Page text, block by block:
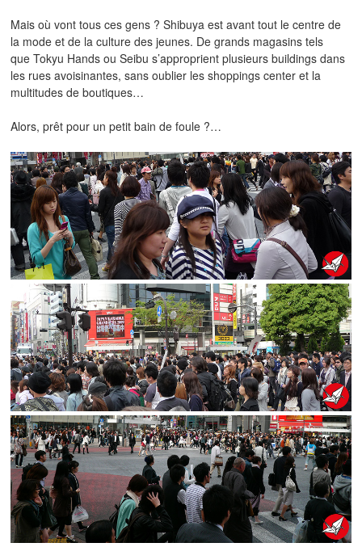
Mais où vont tous ces gens ? Shibuya est avant tout le centre de
la mode et de la culture des jeunes. De grands magasins tels
que Tokyu Hands ou Seibu s’approprient plusieurs buildings dans
les rues avoisinantes, sans oublier les shoppings center et la
multitudes de boutiques…
Alors, prêt pour un petit bain de foule ?…